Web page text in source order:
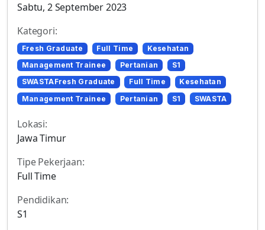
Sabtu, 2 September 2023
Kategori:
Fresh Graduate Full Time
Kesehatan
Management Trainee
Pertanian
S1
SWASTAFresh Graduate
Full Time
Kesehatan
Management Trainee
Pertanian S1 SWASTA
Lokasi:
Jawa Timur
Tipe Pekerjaan:
Full Time
Pendidikan:
S1